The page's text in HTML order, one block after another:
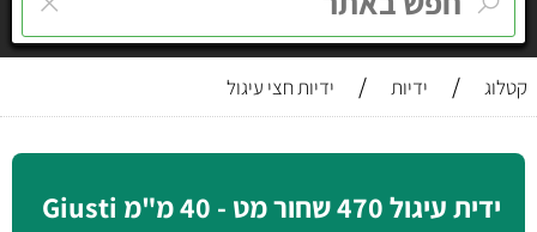
קטלוג / ידיות / ידיות חצי עיגול
ידית עיגול 470 שחור מט - 40 מ"מ Giusti